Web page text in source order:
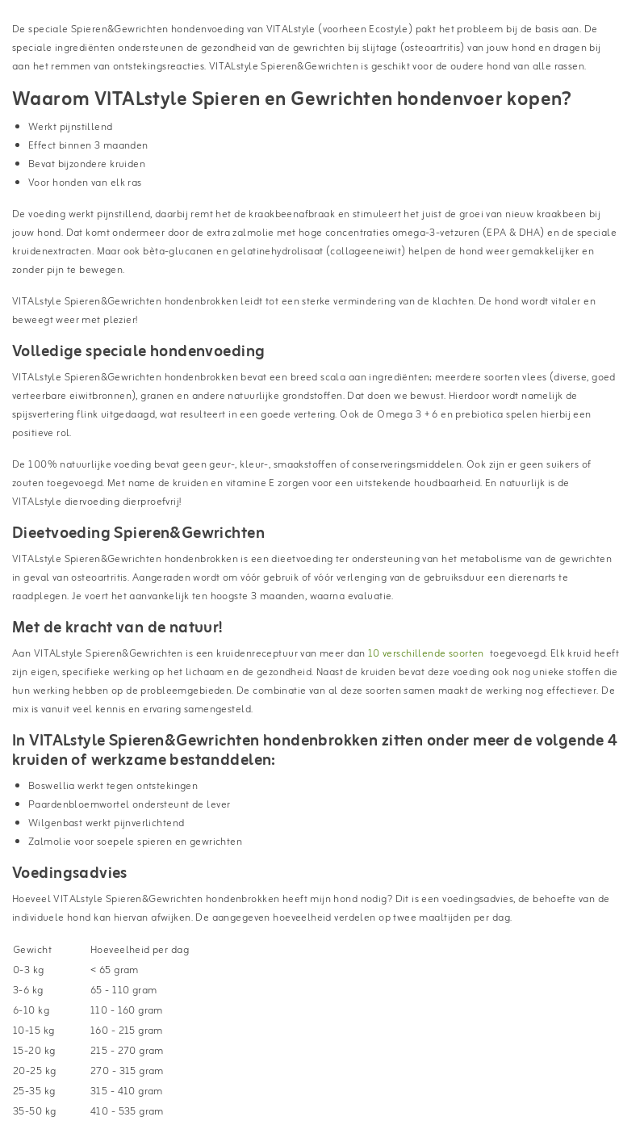
De speciale Spieren&Gewrichten hondenvoeding van VITALstyle (voorheen Ecostyle) pakt het probleem bij de basis aan. De
speciale ingrediënten ondersteunen de gezondheid van de gewrichten bij slijtage (osteoartritis) van jouw hond en dragen bij
aan het remmen van ontstekingsreacties. VITALstyle Spieren&Gewrichten is geschikt voor de oudere hond van alle rassen.
Waarom VITALstyle Spieren en Gewrichten hondenvoer kopen?
Werkt pijnstillend
Effect binnen 3 maanden
Bevat bijzondere kruiden
Voor honden van elk ras
De voeding werkt pijnstillend, daarbij remt het de kraakbeenafbraak en stimuleert het juist de groei van nieuw kraakbeen bij
jouw hond. Dat komt ondermeer door de extra zalmolie met hoge concentraties omega-3-vetzuren (EPA & DHA) en de speciale
kruidenextracten. Maar ook bèta-glucanen en gelatinehydrolisaat (collageeneiwit) helpen de hond weer gemakkelijker en
zonder pijn te bewegen.
VITALstyle Spieren&Gewrichten hondenbrokken leidt tot een sterke vermindering van de klachten. De hond wordt vitaler en
beweegt weer met plezier!
Volledige speciale hondenvoeding
VITALstyle Spieren&Gewrichten hondenbrokken bevat een breed scala aan ingrediënten; meerdere soorten vlees (diverse, goed
verteerbare eiwitbronnen), granen en andere natuurlijke grondstoffen. Dat doen we bewust. Hierdoor wordt namelijk de
spijsvertering flink uitgedaagd, wat resulteert in een goede vertering. Ook de Omega 3 + 6 en prebiotica spelen hierbij een
positieve rol.
De 100% natuurlijke voeding bevat geen geur-, kleur-, smaakstoffen of conserveringsmiddelen. Ook zijn er geen suikers of
zouten toegevoegd. Met name de kruiden en vitamine E zorgen voor een uitstekende houdbaarheid. En natuurlijk is de
VITALstyle diervoeding dierproefvrij!
Dieetvoeding Spieren&Gewrichten
VITALstyle Spieren&Gewrichten hondenbrokken is een dieetvoeding ter ondersteuning van het metabolisme van de gewrichten
in geval van osteoartritis. Aangeraden wordt om vóór gebruik of vóór verlenging van de gebruiksduur een dierenarts te
raadplegen. Je voert het aanvankelijk ten hoogste 3 maanden, waarna evaluatie.
Met de kracht van de natuur!
Aan VITALstyle Spieren&Gewrichten is een kruidenreceptuur van meer dan10 verschillende soorten toegevoegd. Elk kruid heeft
zijn eigen, specifieke werking op het lichaam en de gezondheid. Naast de kruiden bevat deze voeding ook nog unieke stoffen die
hun werking hebben op de probleemgebieden. De combinatie van al deze soorten samen maakt de werking nog effectiever. De
mix is vanuit veel kennis en ervaring samengesteld.
In VITALstyle Spieren&Gewrichten hondenbrokken zitten onder meer de volgende 4
kruiden of werkzame bestanddelen:
Boswellia werkt tegen ontstekingen
Paardenbloemwortel ondersteunt de lever
Wilgenbast werkt pijnverlichtend
Zalmolie voor soepele spieren en gewrichten
Voedingsadvies
Hoeveel VITALstyle Spieren&Gewrichten hondenbrokken heeft mijn hond nodig? Dit is een voedingsadvies, de behoefte van de
individuele hond kan hiervan afwijken. De aangegeven hoeveelheid verdelen op twee maaltijden per dag.
Gewicht
Hoeveelheid per dag
0-3 kg
< 65 gram
3-6 kg
65 - 110 gram
6-10 kg
110 - 160 gram
10-15 kg
160 - 215 gram
15-20 kg
215 - 270 gram
20-25 kg
270 - 315 gram
25-35 kg
315 - 410 gram
35-50 kg
410 - 535 gram